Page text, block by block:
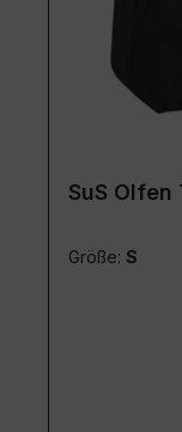
SuS Olfen
Größe: S